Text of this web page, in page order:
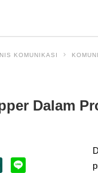
KOMUNIKASI
Dalam